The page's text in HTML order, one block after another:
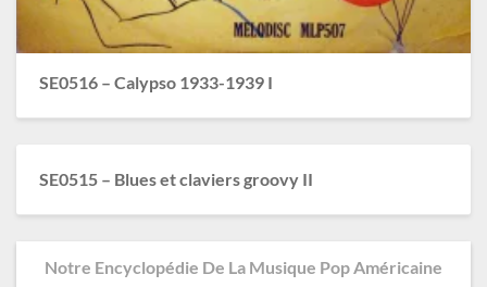
SE0516 – Calypso 1933-1939 I
SE0515 – Blues et claviers groovy II
Notre Encyclopédie De La Musique Pop Américaine